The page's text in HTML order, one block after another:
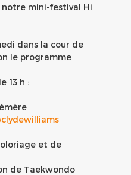
mini-festival Hi
dans la cour de
le programme
13 h :
et de
de Taekwondo